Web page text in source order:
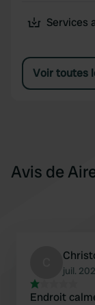
Services
Voir toutes
Avis de
juil.
Endroit